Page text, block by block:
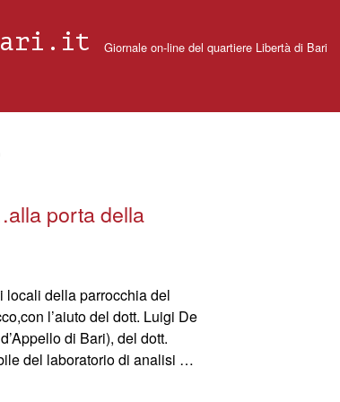
Giornale on-line del quartiere Libertà di Bari
porta della
locali della parrocchia del
l’aiuto del dott. Luigi De
di Bari), del dott.
del laboratorio di analisi …